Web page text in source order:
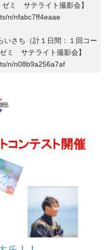
ミ サテライト撮影会】
n/nfabc7ff4eaae
さち（計１日間：１回コー
ミ サテライト撮影会】
n/n08b9a256a7af